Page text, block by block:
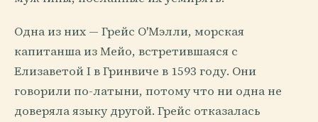
Одна из них — Грейс О'Мэлли, морская
капитанша из Мейо, встретившаяся с
Елизаветой I в Гринвиче в 1593 году. Они
говорили по-латыни, потому что ни одна не
доверяла языку другой. Грейс отказалась